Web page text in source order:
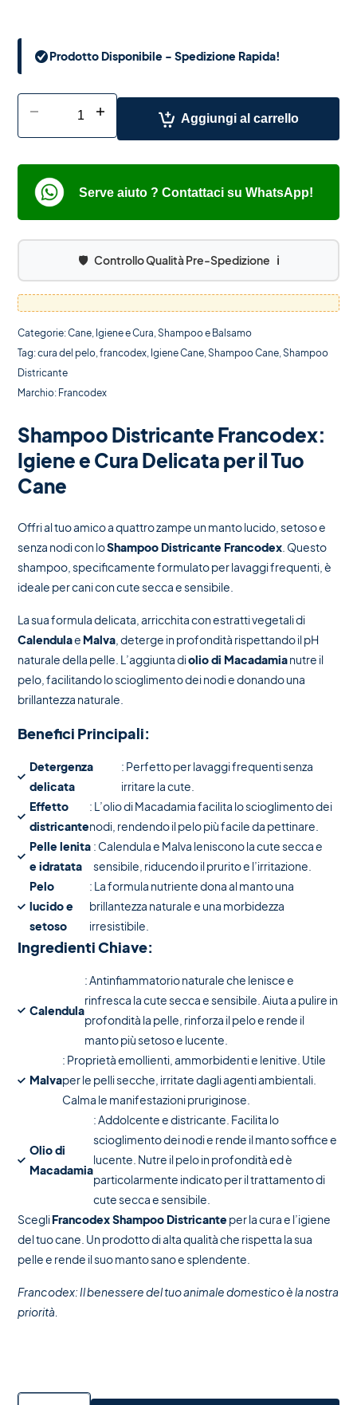
Prodotto Disponibile - Spedizione Rapida!
- + Aggiungi al carrello
Serve aiuto ? Contattaci su WhatsApp!
🛡️ Controllo Qualità Pre-Spedizione ℹ️
Categorie:Cane, Igiene e Cura,Shampoo e Balsamo
Tag:cura del pelo,francodex, Igiene Cane,Shampoo Cane,Shampoo
Districante
Marchio: Francodex
Shampoo Districante Francodex:
Igiene e Cura Delicata per il Tuo
Cane
Offri al tuo amico a quattro zampe un manto lucido, setoso e
senza nodi con loShampoo Districante Francodex . Questo
shampoo, specificamente formulato per lavaggi frequenti, è
ideale per cani con cute secca e sensibile.
La sua formula delicata, arricchita con estratti vegetali di
Calendulae Malva , deterge in profondità rispettando il pH
naturale della pelle. L’aggiunta diolio di Macadamianutre il
pelo, facilitando lo scioglimento dei nodi e donando una
brillantezza naturale.
Benefici Principali:
Detergenza
delicata
: Perfetto per lavaggi frequenti senza
irritare la cute.
Effetto
districante
: L’olio di Macadamia facilita lo scioglimento dei
nodi, rendendo il pelo più facile da pettinare.
Pelle lenita
e idratata
: Calendula e Malva leniscono la cute secca e
sensibile, riducendo il prurito e l’irritazione.
Pelo
lucido e
setoso
: La formula nutriente dona al manto una
brillantezza naturale e una morbidezza
irresistibile.
Ingredienti Chiave:
Calendula
: Antinfiammatorio naturale che lenisce e
rinfresca la cute secca e sensibile. Aiuta a pulire in
profondità la pelle, rinforza il pelo e rende il
manto più setoso e lucente.
Malva
: Proprietà emollienti, ammorbidenti e lenitive. Utile
per le pelli secche, irritate dagli agenti ambientali.
Calma le manifestazioni pruriginose.
Olio di
Macadamia
: Addolcente e districante. Facilita lo
scioglimento dei nodi e rende il manto soffice e
lucente. Nutre il pelo in profondità ed è
particolarmente indicato per il trattamento di
cute secca e sensibile.
ScegliFrancodex Shampoo Districante per la cura e l’igiene
del tuo cane. Un prodotto di alta qualità che rispetta la sua
pelle e rende il suo manto sano e splendente.
Francodex: Il benessere del tuo animale domestico è la nostra
priorità.